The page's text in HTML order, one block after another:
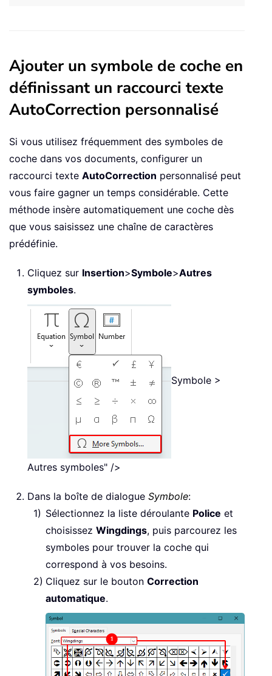
Ajouter un symbole de coche en
définissant un raccourci texte
AutoCorrection personnalisé
Si vous utilisez fréquemment des symboles de
coche dans vos documents, configurer un
raccourci texte AutoCorrection personnalisé peut
vous faire gagner un temps considérable. Cette
méthode insère automatiquement une coche dès
que vous saisissez une chaîne de caractères
prédéfinie.
Cliquez sur Insertion>Symbole>Autres
symboles.
Symbole >
Autres symboles" />
Dans la boîte de dialogue Symbole:
Sélectionnez la liste déroulante Police et
choisissez Wingdings, puis parcourez les
symboles pour trouver la coche qui
correspond à vos besoins.
Cliquez sur le bouton Correction
automatique.